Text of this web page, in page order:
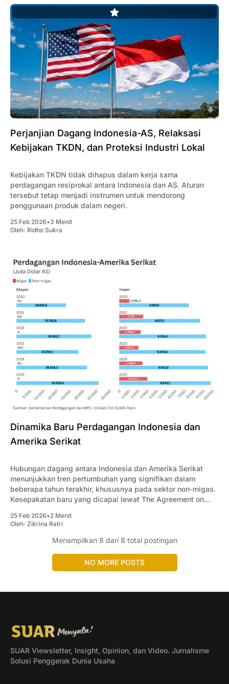
Perjanjian Dagang Indonesia-AS, Relaksasi
Kebijakan TKDN, dan Proteksi Industri Lokal
Kebijakan TKDN tidak dihapus dalam kerja sama
perdagangan resiprokal antara Indonesia dan AS. Aturan
tersebut tetap menjadi instrumen untuk mendorong
penggunaan produk dalam negeri.
25 Feb 2026•3 Menit
Oleh: Ridho Sukra
Dinamika Baru Perdagangan Indonesia dan
Amerika Serikat
Hubungan dagang antara Indonesia dan Amerika Serikat
menunjukkan tren pertumbuhan yang signifikan dalam
beberapa tahun terakhir, khususnya pada sektor non-migas.
Kesepakatan baru yang dicapai lewat The Agreement on
hubungan dagang kedua negara.
25 Feb 2026•2 Menit
Oleh: Zikrina Ratri
Menampilkan 8 dari 8 total postingan
NO MORE POSTS
SUAR Viewsletter, Insight, Opinion, dan Video. Jurnalisme
Solusi Penggerak Dunia Usaha